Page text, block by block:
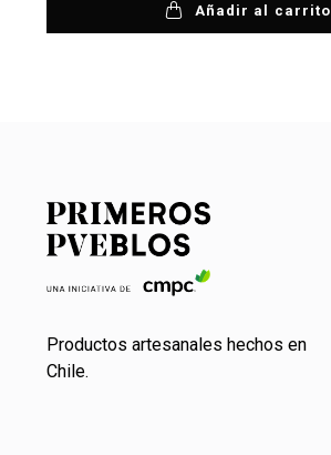
Añadir al carrito
Productos artesanales hechos en
Chile.